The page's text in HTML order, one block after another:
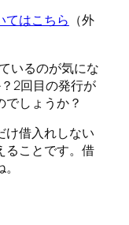
てはこちら （外
いるのが気にな
2回目の発行が
でしょうか？
け借入れしない
ることです。借